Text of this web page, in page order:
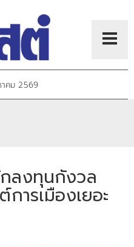
าคม 2569
ลงทุนกังวล
ารเมืองเยอะ